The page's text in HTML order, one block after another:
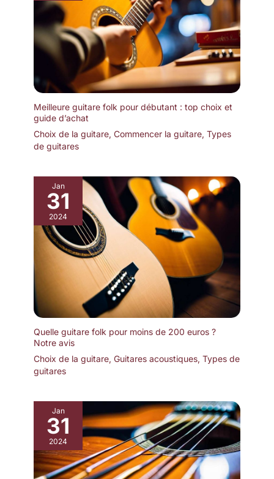
Meilleure guitare folk pour débutant : top choix et
guide d’achat
Choix de la guitare, Commencer la guitare, Types
de guitares
Jan
31
2024
Quelle guitare folk pour moins de 200 euros ?
Notre avis
Choix de la guitare, Guitares acoustiques, Types de
guitares
Jan
31
2024